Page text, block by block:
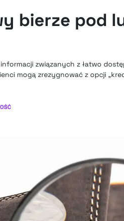
bierze pod
związanych z łatwo
mogą zrezygnować z opcji